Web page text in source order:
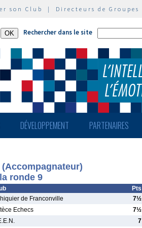
son Club | Directeurs de Groupes
Rechercher dans le site
DÉVELOPPEMENT PARTENAIRES
ronde 9
Pts
de Franconville 7½
Echecs 7½
7